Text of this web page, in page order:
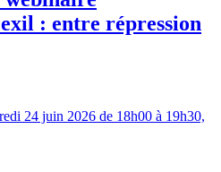
exil : entre répression
24 juin 2026 de 18h00 à 19h30,